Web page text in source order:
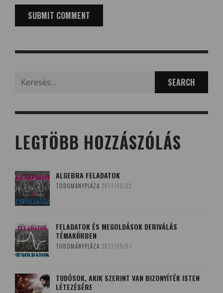
LEGTÖBB HOZZÁSZÓLÁS
ALGEBRA FELADATOK
TUDOMÁNYPLÁZA 2017/05/23
FELADATOK ÉS MEGOLDÁSOK DERIVÁLÁS
TÉMAKÖRBEN
TUDOMÁNYPLÁZA 2017/05/07
TUDÓSOK, AKIK SZERINT VAN BIZONYÍTÉK ISTEN
LÉTEZÉSÉRE